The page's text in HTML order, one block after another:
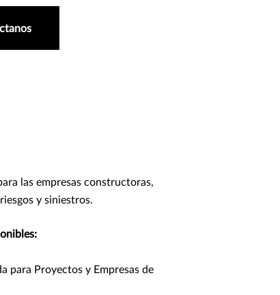
las empresas constructoras,
y siniestros.
para Proyectos y Empresas de